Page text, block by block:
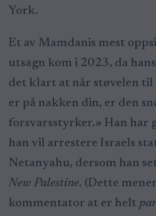
York.
Et av Mamdanis mest
utsagn kom i 2023, da
det klart at når støvelen
er på nakken din, er den
forsvarsstyrker.» Han har
han vil arrestere Israels
Netanyahu, dersom han
New Palestine. (Dette
kommentator at er helt